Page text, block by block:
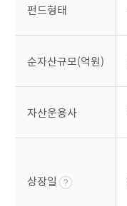
펀드형태
순자산규모(억원)
자산운용사
상장일